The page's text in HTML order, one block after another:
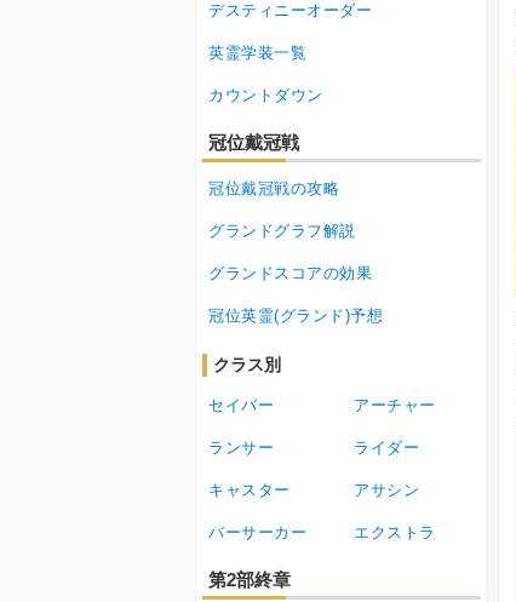
デスティニーオーダー
英霊学装一覧
カウントダウン
冠位戴冠戦
冠位戴冠戦の攻略
グランドグラフ解説
グランドスコアの効果
冠位英霊(グランド)予想
クラス別
セイバー アーチャー
ランサー ライダー
キャスター アサシン
バーサーカー エクストラ
第2部終章